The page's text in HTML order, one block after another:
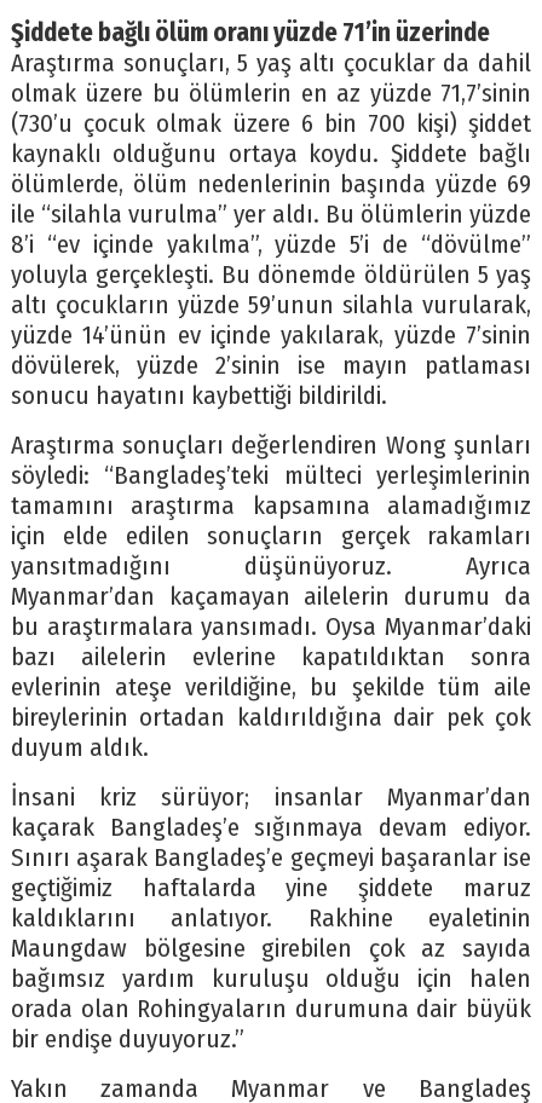
Şiddete bağlı ölüm oranı yüzde 71’in üzerinde
Araştırma sonuçları, 5 yaş altı çocuklar da dahil
olmak üzere bu ölümlerin en az yüzde 71,7’sinin
(730’u çocuk olmak üzere 6 bin 700 kişi) şiddet
kaynaklı olduğunu ortaya koydu. Şiddete bağlı
ölümlerde, ölüm nedenlerinin başında yüzde 69
ile “silahla vurulma” yer aldı. Bu ölümlerin yüzde
8’i “ev içinde yakılma”, yüzde 5’i de “dövülme”
yoluyla gerçekleşti. Bu dönemde öldürülen 5 yaş
altı çocukların yüzde 59’unun silahla vurularak,
yüzde 14’ünün ev içinde yakılarak, yüzde 7’sinin
dövülerek, yüzde 2’sinin ise mayın patlaması
sonucu hayatını kaybettiği bildirildi.
Araştırma sonuçları değerlendiren Wong şunları
söyledi: “Bangladeş’teki mülteci yerleşimlerinin
tamamını araştırma kapsamına alamadığımız
için elde edilen sonuçların gerçek rakamları
yansıtmadığını düşünüyoruz. Ayrıca
Myanmar’dan kaçamayan ailelerin durumu da
bu araştırmalara yansımadı. Oysa Myanmar’daki
bazı ailelerin evlerine kapatıldıktan sonra
evlerinin ateşe verildiğine, bu şekilde tüm aile
bireylerinin ortadan kaldırıldığına dair pek çok
duyum aldık.
İnsani kriz sürüyor; insanlar Myanmar’dan
kaçarak Bangladeş’e sığınmaya devam ediyor.
Sınırı aşarak Bangladeş’e geçmeyi başaranlar ise
geçtiğimiz haftalarda yine şiddete maruz
kaldıklarını anlatıyor. Rakhine eyaletinin
Maungdaw bölgesine girebilen çok az sayıda
bağımsız yardım kuruluşu olduğu için halen
orada olan Rohingyaların durumuna dair büyük
bir endişe duyuyoruz.”
Yakın zamanda Myanmar ve Bangladeş